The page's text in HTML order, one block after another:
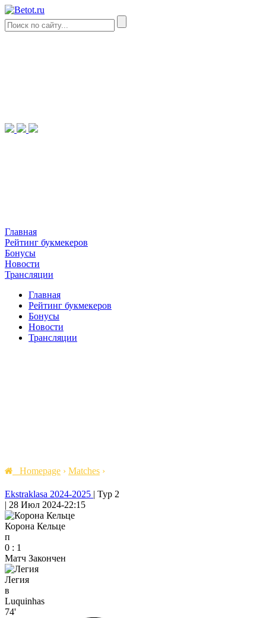
Главная
Рейтинг букмекеров
Бонусы
Новости
Трансляции
Главная
Рейтинг букмекеров
Бонусы
Новости
Трансляции
Homepage › Matches ›
Ekstraklasa 2024-2025 | Тур 2
| 28 Июл 2024-22:15
Корона Кельце
п
0 : 1
Матч Закончен
Легия
в
Luquinhas
74'